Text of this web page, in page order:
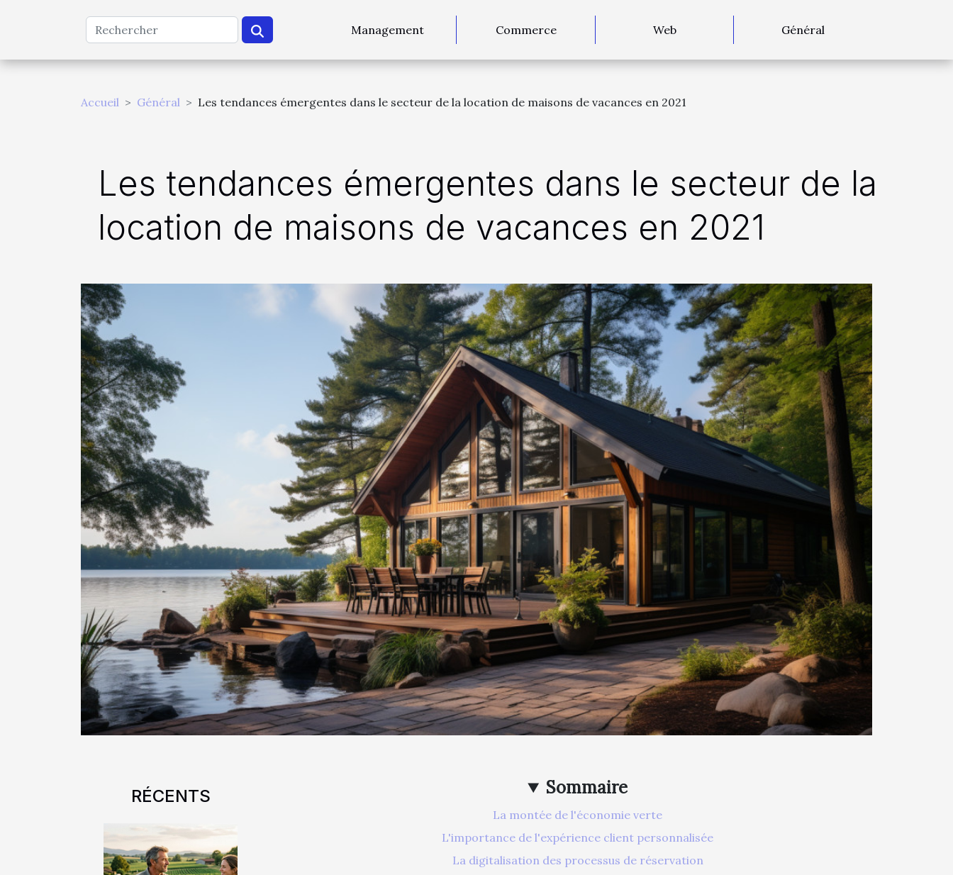
Management Commerce Web Général
Accueil Général Les tendances émergentes dans le secteur de la location de maisons de vacances en 2021
Les tendances émergentes dans le secteur de la
location de maisons de vacances en 2021
RÉCENTS Sommaire
La montée de l'économie verte
L'importance de l'expérience client personnalisée
La digitalisation des processus de réservation